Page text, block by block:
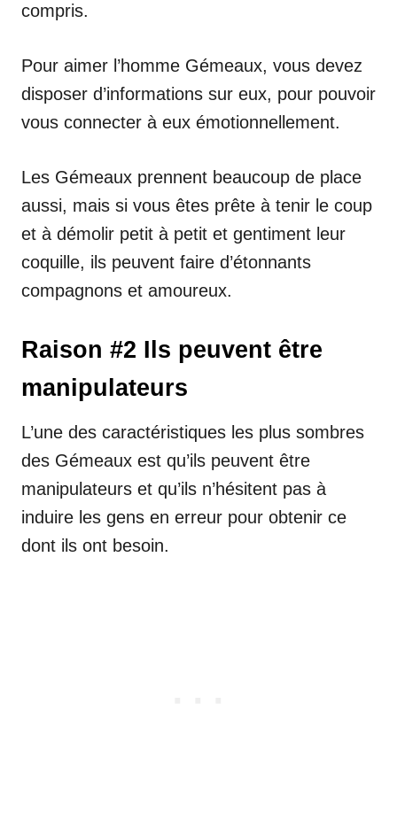
compris.
Pour aimer l’homme Gémeaux, vous devez
disposer d’informations sur eux, pour pouvoir
vous connecter à eux émotionnellement.
Les Gémeaux prennent beaucoup de place
aussi, mais si vous êtes prête à tenir le coup
et à démolir petit à petit et gentiment leur
coquille, ils peuvent faire d’étonnants
compagnons et amoureux.
Raison #2 Ils peuvent être
manipulateurs
L’une des caractéristiques les plus sombres
des Gémeaux est qu’ils peuvent être
manipulateurs et qu’ils n’hésitent pas à
induire les gens en erreur pour obtenir ce
dont ils ont besoin.